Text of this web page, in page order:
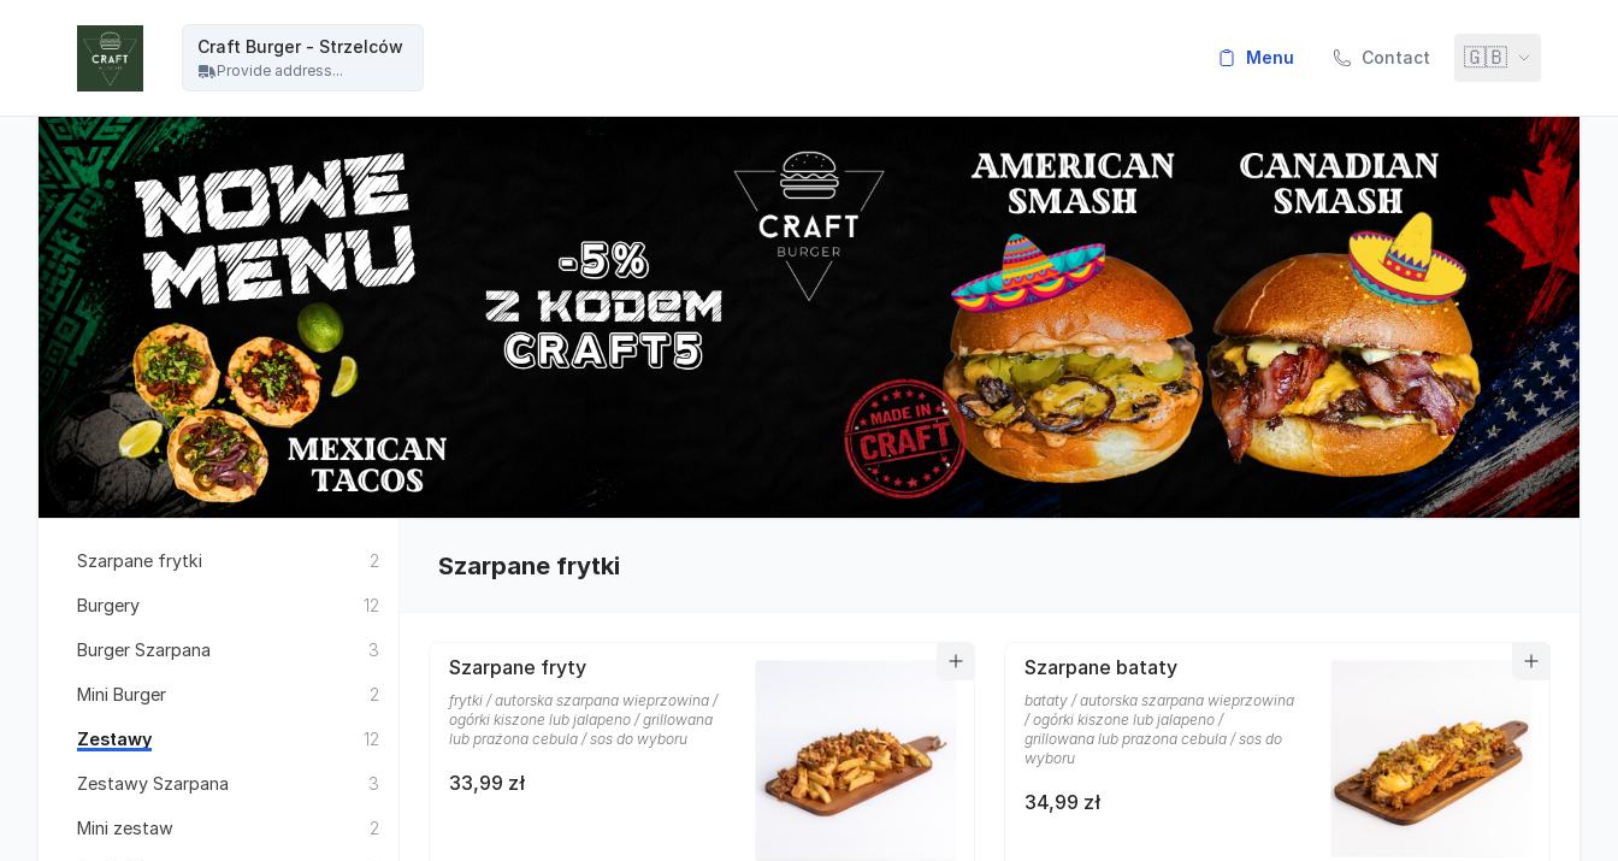
Craft Burger - Strzelców
Provide address...
menu Contact 🇬🇧
Szarpane frytki 2
Burgery 12
Burger Szarpana 3
Mini Burger 2
Zestawy 12
Zestawy Szarpana 3
Mini zestaw 2
Szarpane frytki
Szarpane fryty
frytki / autorska szarpana wieprzowina /
ogórki kiszone lub jalapeno / grillowana
lub prażona cebula / sos do wyboru
33,99 zł
Szarpane bataty
bataty / autorska szarpana wieprzowina
/ ogórki kiszone lub jalapeno /
grillowana lub prażona cebula / sos do
wyboru
34,99 zł